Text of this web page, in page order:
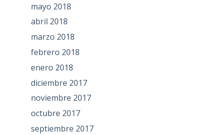
mayo 2018
abril 2018
marzo 2018
febrero 2018
enero 2018
diciembre 2017
noviembre 2017
octubre 2017
septiembre 2017